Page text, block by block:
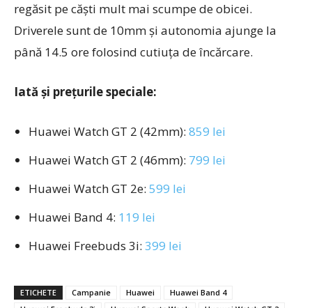
regăsit pe căști mult mai scumpe de obicei.
Driverele sunt de 10mm și autonomia ajunge la
până 14.5 ore folosind cutiuța de încărcare.
Iată și prețurile speciale:
Huawei Watch GT 2 (42mm): 859 lei
Huawei Watch GT 2 (46mm): 799 lei
Huawei Watch GT 2e: 599 lei
Huawei Band 4: 119 lei
Huawei Freebuds 3i: 399 lei
ETICHETE Campanie Huawei
Huawei Band 4